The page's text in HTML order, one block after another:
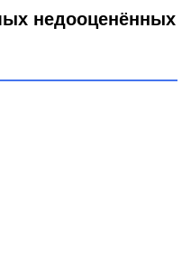
недооценённых